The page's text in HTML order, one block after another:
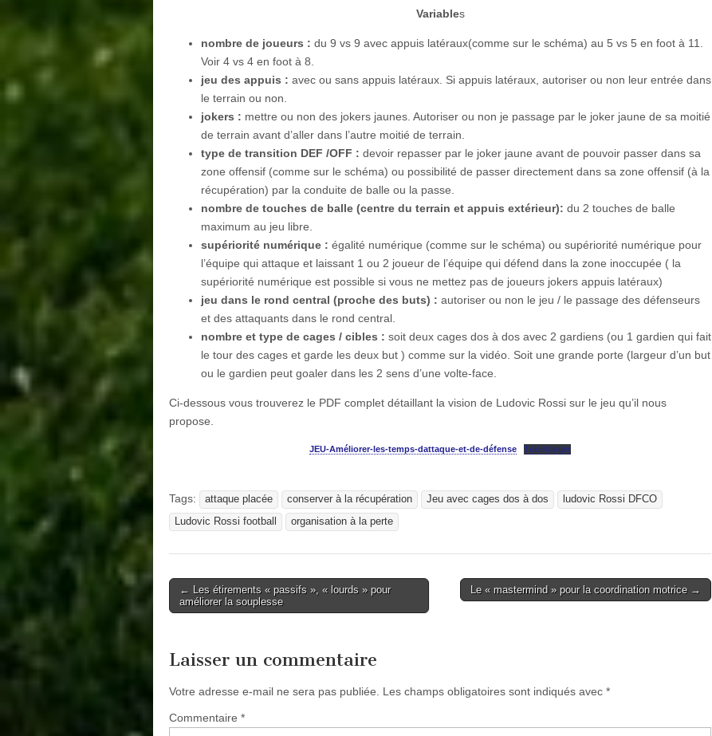
Variables
nombre de joueurs : du 9 vs 9 avec appuis latéraux(comme sur le schéma) au 5 vs 5 en foot à 11.
Voir 4 vs 4 en foot à 8.
jeu des appuis : avec ou sans appuis latéraux. Si appuis latéraux, autoriser ou non leur entrée dans
le terrain ou non.
jokers : mettre ou non des jokers jaunes. Autoriser ou non je passage par le joker jaune de sa moitié
de terrain avant d’aller dans l’autre moitié de terrain.
type de transition DEF /OFF : devoir repasser par le joker jaune avant de pouvoir passer dans sa
zone offensif (comme sur le schéma) ou possibilité de passer directement dans sa zone offensif (à la
récupération) par la conduite de balle ou la passe.
nombre de touches de balle (centre du terrain et appuis extérieur): du 2 touches de balle
maximum au jeu libre.
supériorité numérique : égalité numérique (comme sur le schéma) ou supériorité numérique pour
l’équipe qui attaque et laissant 1 ou 2 joueur de l’équipe qui défend dans la zone inoccupée ( la
supériorité numérique est possible si vous ne mettez pas de joueurs jokers appuis latéraux)
jeu dans le rond central (proche des buts) : autoriser ou non le jeu / le passage des défenseurs
et des attaquants dans le rond central.
nombre et type de cages / cibles : soit deux cages dos à dos avec 2 gardiens (ou 1 gardien qui fait
le tour des cages et garde les deux but ) comme sur la vidéo. Soit une grande porte (largeur d’un but
ou le gardien peut goaler dans les 2 sens d’une volte-face.
Ci-dessous vous trouverez le PDF complet détaillant la vision de Ludovic Rossi sur le jeu qu’il nous
propose.
JEU-Améliorer-les-temps-dattaque-et-de-défense Télécharger
Tags: attaque placée conserver à la récupération Jeu avec cages dos à dos
ludovic Rossi DFCO
Ludovic Rossi football
organisation à la perte
Post
navigation
← Les étirements « passifs », « lourds » pour
améliorer la souplesse
Le « mastermind » pour la coordination motrice →
Laisser un commentaire
Votre adresse e-mail ne sera pas publiée. Les champs obligatoires sont indiqués avec *
Commentaire *